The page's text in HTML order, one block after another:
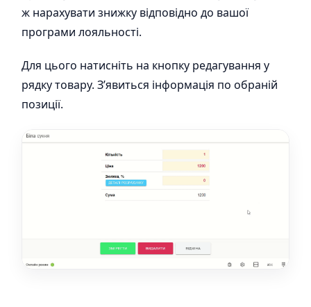
ж нарахувати знижку відповідно до вашої
програми лояльності.
Для цього натисніть на кнопку редагування у
рядку товару. З’явиться інформація по обраній
позиції.